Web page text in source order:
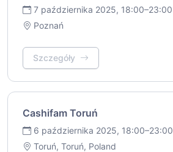
7 października 2025, 18:00–23:00
Poznań
Szczegóły
Cashifam Toruń
6 października 2025, 18:00–23:00
Toruń, Toruń, Poland